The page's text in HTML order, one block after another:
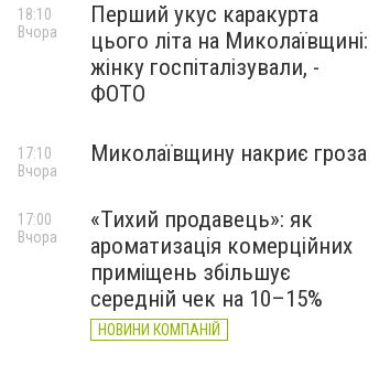
Перший укус каракурта
цього літа на Миколаївщині:
жінку госпіталізували, -
ФОТО
18:10
Вчора
Миколаївщину накриє гроза
17:10
Вчора
«Тихий продавець»: як
ароматизація комерційних
приміщень збільшує
середній чек на 10–15%
НОВИНИ КОМПАНІЙ
17:00
Вчора